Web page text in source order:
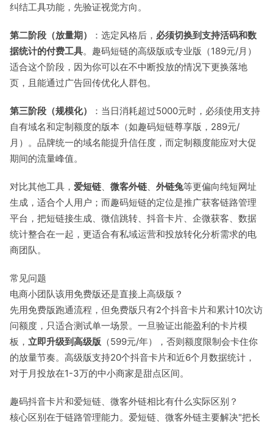
纠结工具功能，先验证视觉方向。
第二阶段（放量期） ：选定风格后， 必须切换到支持活码和数
据统计的付费工具。趣码短链的高级版或专业版（189元/月）
适合这个阶段，因为你可以在不中断投放的情况下更换落地
页，且能通过广告回传优化人群包。
第三阶段（规模化）
：当日消耗超过5000元时，必须使用支持
自有域名和定制额度的版本（如趣码短链尊享版，289元/
月）。品牌统一的域名能提升信任度，而定制额度能应对大促
期间的流量峰值。
对比其他工具， 爱短链 微客外链 外链兔等更偏向纯短网址
生成，适合个人用户；而趣码短链的定位是推广获客链路管理
平台，把短链接生成、微信跳转、抖音卡片、企微获客、数据
统计整合在一起，更适合有私域运营和投放转化分析需求的电
商团队。
常见问题
电商小团队该用免费版还是直接上高级版？
先用免费版跑通流程，但免费版只有2个抖音卡片和累计10次访
问额度，只适合测试单一场景。一旦验证出能盈利的卡片模
板， 立即升级到高级版 （599元/年），否则额度限制会卡住你
的放量节奏。高级版支持20个抖音卡片和近6个月数据统计，
对于月投放在1-3万的中小商家是甜点区间。
趣码抖音卡片和爱短链、微客外链相比有什么实际区别？
核心区别在于链路管理能力。爱短链、微客外链主要解决"把长